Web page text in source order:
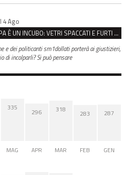
4 Ago
REGGIO, PIAZZALE EUROPA È UN INCUBO: VETRI SPACCATI E FURTI SULLE AUTO IN SOSTA
e dei politicanti sm1dollati porterà ai giustizieri,
di incolparli? Si può pensare
335
MAG
296
APR
318
MAR
283
FEB
287
GEN